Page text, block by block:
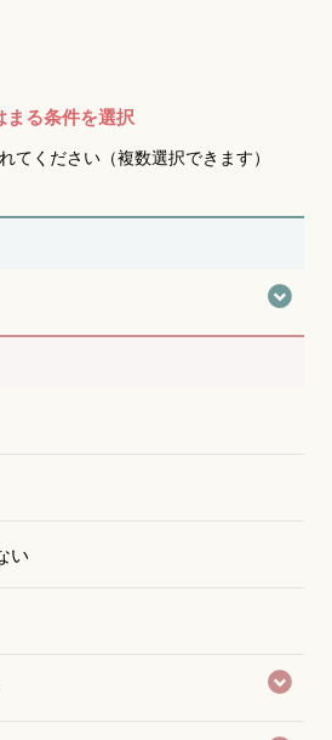
まる条件を選択
てください（複数選択できます）
い